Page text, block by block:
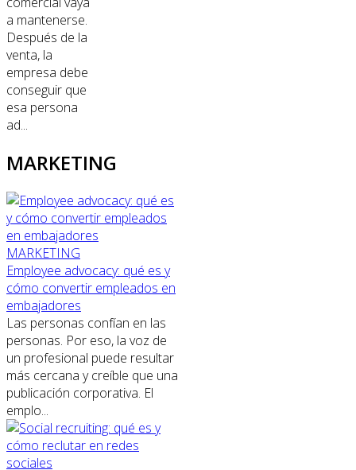
a mantenerse.
Después de la
venta, la
empresa debe
conseguir que
esa persona
ad...
MARKETING
MARKETING
Employee advocacy: qué es y
cómo convertir empleados en
embajadores
Las personas confían en las
personas. Por eso, la voz de
un profesional puede resultar
más cercana y creíble que una
publicación corporativa. El
emplo...